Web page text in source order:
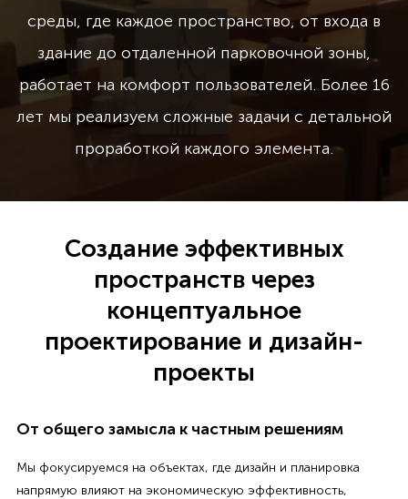
среды, где каждое пространство, от входа в
здание до отдаленной парковочной зоны,
работает на комфорт пользователей. Более 16
лет мы реализуем сложные задачи с детальной
проработкой каждого элемента.
Создание эффективных
пространств через
концептуальное
проектирование и дизайн-
проекты
От общего замысла к частным решениям
Мы фокусируемся на объектах, где дизайн и планировка
напрямую влияют на экономическую эффективность,